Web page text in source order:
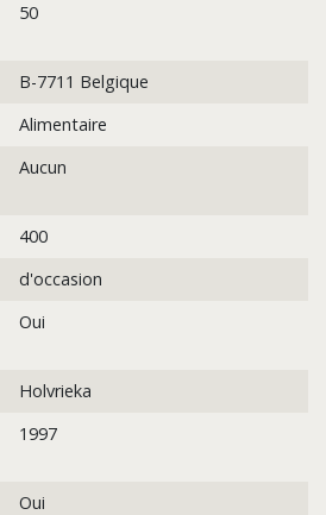
50
B-7711 Belgique
Alimentaire
Aucun
400
d'occasion
Oui
Holvrieka
1997
Oui